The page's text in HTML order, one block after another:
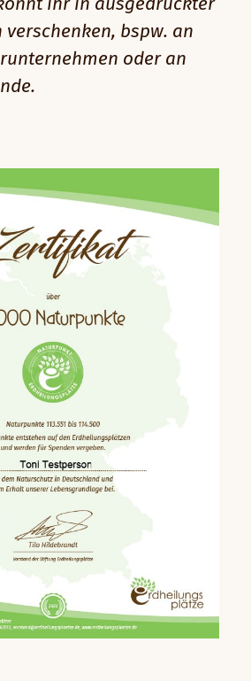
ihr in ausgedruckter
verschenken, bspw. an
oder an